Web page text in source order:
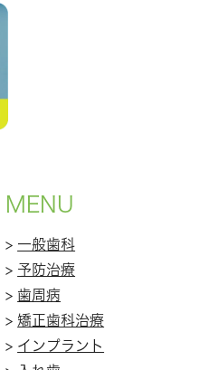
MENU
> 一般歯科
> 予防治療
> 歯周病
> 矯正歯科治療
> インプラント